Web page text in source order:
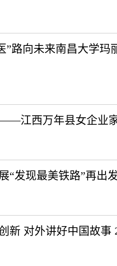
”路向未来南昌大学玛
江西万年县女企业
“发现最美铁路”再出
新 对外讲好中国故事